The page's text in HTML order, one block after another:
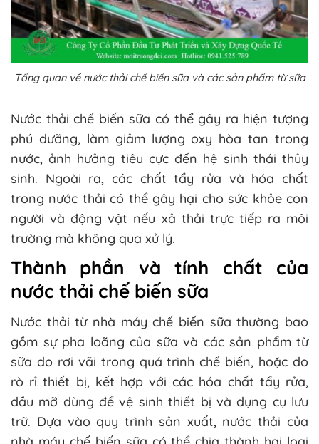
Tổng quan về nước thải chế biến sữa và các sản phẩm từ sữa
Nước thải chế biến sữa có thể gây ra hiện tượng
phú dưỡng, làm giảm lượng oxy hòa tan trong
nước, ảnh hưởng tiêu cực đến hệ sinh thái thủy
sinh. Ngoài ra, các chất tẩy rửa và hóa chất
trong nước thải có thể gây hại cho sức khỏe con
người và động vật nếu xả thải trực tiếp ra môi
trường mà không qua xử lý.
Thành phần và tính chất của
nước thải chế biến sữa
Nước thải từ nhà máy chế biến sữa thường bao
gồm sự pha loãng của sữa và các sản phẩm từ
sữa do rơi vãi trong quá trình chế biến, hoặc do
rò rỉ thiết bị, kết hợp với các hóa chất tẩy rửa,
dầu mỡ dùng để vệ sinh thiết bị và dụng cụ lưu
trữ. Dựa vào quy trình sản xuất, nước thải của